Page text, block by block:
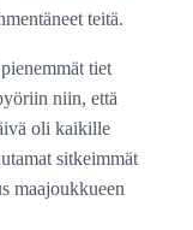
teitä.
tiet
niin, että
oli kaikille
sitkeimmät
maajoukkueen